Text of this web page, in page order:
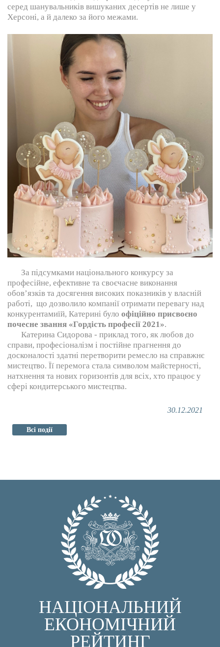
серед шанувальників вишуканих десертів не лише у
Херсоні, а й далеко за його межами.
За підсумками національного конкурсу за
професійне, ефективне та своєчасне виконання
обов’язків та досягення високих показників у власній
работі, що дозволило компанії отримати перевагу над
конкурентамиїй, Катерині було офіційно присвоєно
почесне звання «Гордість професії 2021».
Катерина Сидорова - приклад того, як любов до
справи, професіоналізм і постійне прагнення до
досконалості здатні перетворити ремесло на справжнє
мистецтво. Її перемога стала символом майстерності,
натхнення та нових горизонтів для всіх, хто працює у
сфері кондитерського мистецтва.
30.12.2021
Всі події
НАЦІОНАЛЬНИЙ
ЕКОНОМІЧНИЙ
РЕЙТИНГ